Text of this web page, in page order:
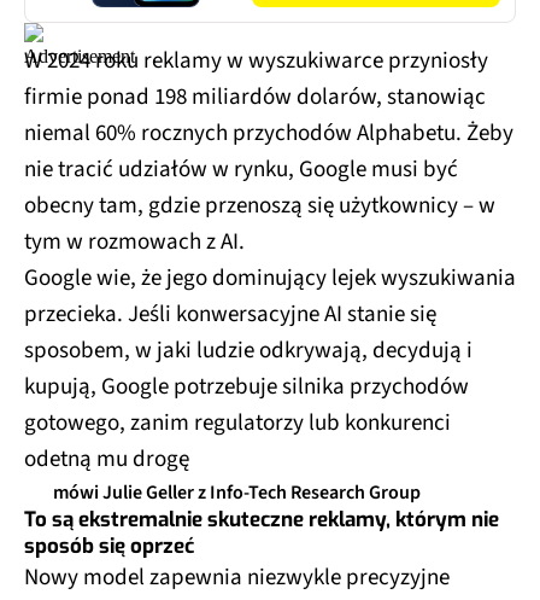
W 2024 roku reklamy w wyszukiwarce przyniosły
firmie ponad 198 miliardów dolarów, stanowiąc
niemal 60% rocznych przychodów Alphabetu. Żeby
nie tracić udziałów w rynku, Google musi być
obecny tam, gdzie przenoszą się użytkownicy – w
tym w rozmowach z AI.
Google wie, że jego dominujący lejek wyszukiwania
przecieka. Jeśli konwersacyjne AI stanie się
sposobem, w jaki ludzie odkrywają, decydują i
kupują, Google potrzebuje silnika przychodów
gotowego, zanim regulatorzy lub konkurenci
odetną mu drogę
mówi Julie Geller z Info-Tech Research Group
To są ekstremalnie skuteczne reklamy, którym nie
sposób się oprzeć
Nowy model zapewnia niezwykle precyzyjne